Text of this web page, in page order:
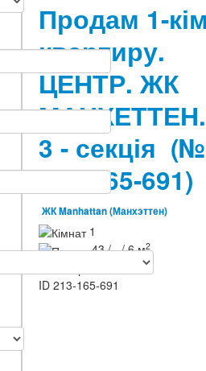
Продам 1-
квартиру.
ЦЕНТР. ЖК
МАНХЕТТЕН.
3 - секція (№
213-165-691)
ЖК Manhattan (Манхэттен)
1
43 / - / 6 м2
ID 213-165-691